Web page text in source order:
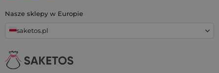
Nasze sklepy w Europie
saketos.pl